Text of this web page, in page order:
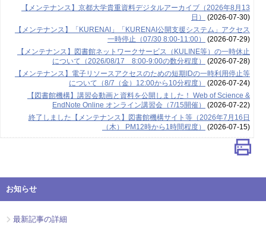
【メンテナンス】京都大学貴重資料デジタルアーカイブ（2026年8月13
日）
(2026-07-30)
【メンテナンス】「KURENAI」「KURENAI公開支援システム」アクセス
一時停止（07/30 8:00-11:00）
(2026-07-29)
【メンテナンス】図書館ネットワークサービス（KULINE等）の一時休止
について（2026/08/17 8:00-9:00の数分程度）
(2026-07-28)
【メンテナンス】電子リソースアクセスのための短期IDの一時利用停止等
について（8/7（金）12:00から10分程度）
(2026-07-24)
【図書館機構】講習会動画と資料を公開しました！ Web of Science &
EndNote Online オンライン講習会（7/15開催）
(2026-07-22)
終了しました【メンテナンス】図書館機構サイト等（2026年7月16日
（木） PM12時から1時間程度）
(2026-07-15)
お知らせ
最新記事の詳細